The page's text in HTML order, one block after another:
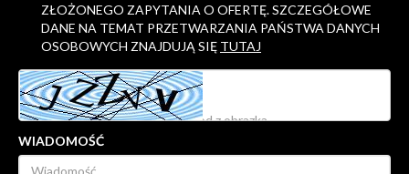
ZŁOŻONEGO ZAPYTANIA O OFERTĘ. SZCZEGÓŁOWE
DANE NA TEMAT PRZETWARZANIA PAŃSTWA DANYCH
OSOBOWYCH ZNAJDUJĄ SIĘ TUTAJ
WIADOMOŚĆ